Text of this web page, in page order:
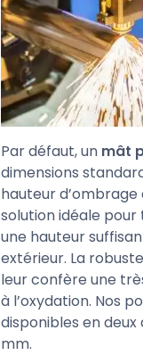
Par défaut, un mât
dimensions
hauteur d’ombrage
solution idéale
une hauteur
extérieur. La
leur confère une
à l’oxydation. Nos
disponibles en deux
mm.